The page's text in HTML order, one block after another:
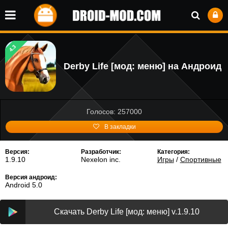
4.3
Derby Life [мод: меню] на Андроид
Голосов: 257000
В закладки
Версия:
1.9.10
Разработчик:
Nexelon inc.
Категория:
Игры/ Спортивные
Версия андроид:
Android 5.0
Скачать Derby Life [мод: меню] v.1.9.10